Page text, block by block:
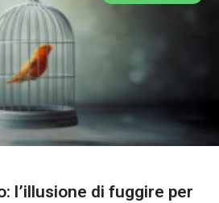
l’illusione di fuggire per